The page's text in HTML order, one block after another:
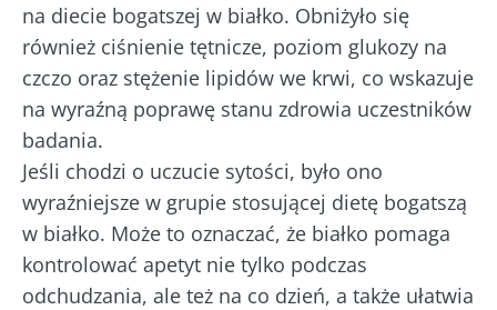
na diecie bogatszej w białko. Obniżyło się
również ciśnienie tętnicze, poziom glukozy na
czczo oraz stężenie lipidów we krwi, co wskazuje
na wyraźną poprawę stanu zdrowia uczestników
badania.
Jeśli chodzi o uczucie sytości, było ono
wyraźniejsze w grupie stosującej dietę bogatszą
w białko. Może to oznaczać, że białko pomaga
kontrolować apetyt nie tylko podczas
odchudzania, ale też na co dzień, a także ułatwia